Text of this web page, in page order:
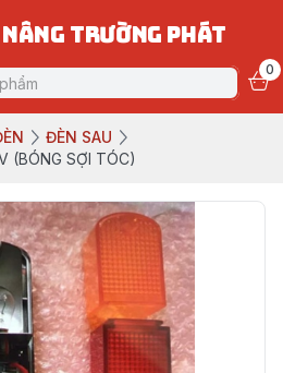
TRƯỜNG PHÁT
0
ĐÈN SAU
(BÓNG SỢI TÓC)